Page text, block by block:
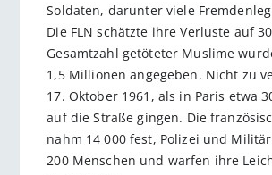
Soldaten, darunter viele
Die FLN schätzte ihre Verluste auf
Gesamtzahl getöteter Muslime
1,5 Millionen angegeben. Nicht zu
17. Oktober 1961, als in Paris etwa
auf die Straße gingen. Die
nahm 14 000 fest, Polizei und
200 Menschen und warfen ihre